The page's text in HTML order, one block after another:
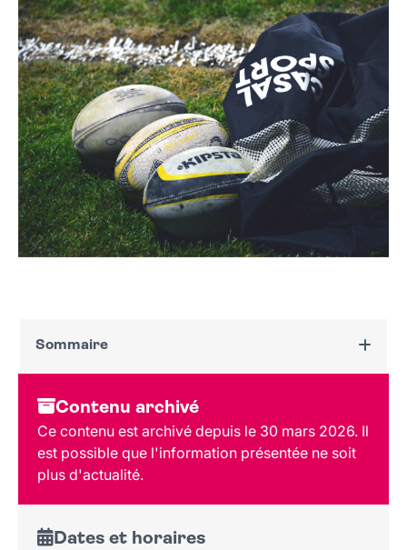
Sommaire
Dates et horaires
Au programme
Tarif et réservation
Public
Lieu et contact
Contenu archivé
Ce contenu est archivé depuis le 30 mars 2026. Il
est possible que l'information présentée ne soit
plus d'actualité.
Dates et horaires